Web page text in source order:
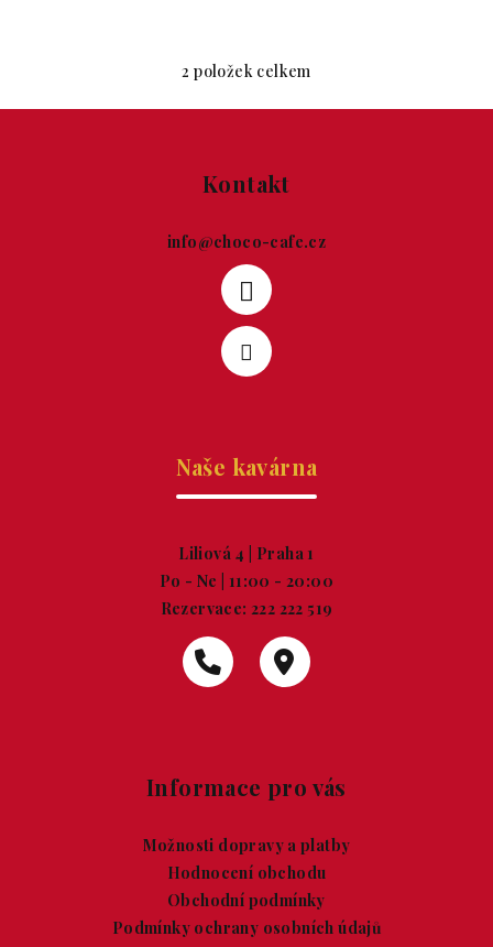
Ovládací prvky výpisu
2 položek celkem
Kontakt
info@choco-cafe.cz
Naše kavárna
Liliová 4 | Praha 1
Po - Ne | 11:00 - 20:00
Rezervace: 222 222 519
Informace pro vás
Možnosti dopravy a platby
Hodnocení obchodu
Obchodní podmínky
Podmínky ochrany osobních údajů